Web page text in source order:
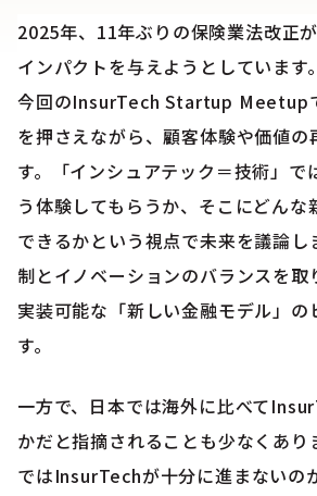
2025年、11年ぶりの保険業法改正
インパクトを与えようとしています。
今回のInsurTech Startup Meetup
を押さえながら、顧客体験や価値の
す。「インシュアテック＝技術」で
う体験してもらうか、そこにどんな
できるかという視点で未来を議論し
制とイノベーションのバランスを取
実装可能な「新しい金融モデル」の
す。
一方で、日本では海外に比べて
かだと指摘されることも少なくあり
ではInsurTechが十分に進まないの